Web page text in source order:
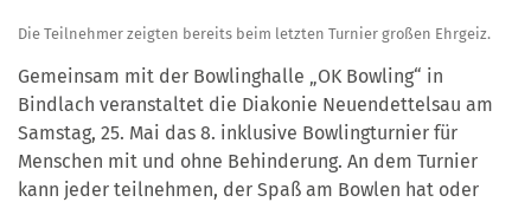
Die Teilnehmer zeigten bereits beim letzten Turnier großen Ehrgeiz.
Gemeinsam mit der Bowlinghalle „OK Bowling“ in
Bindlach veranstaltet die Diakonie Neuendettelsau am
Samstag, 25. Mai das 8. inklusive Bowlingturnier für
Menschen mit und ohne Behinderung. An dem Turnier
kann jeder teilnehmen, der Spaß am Bowlen hat oder